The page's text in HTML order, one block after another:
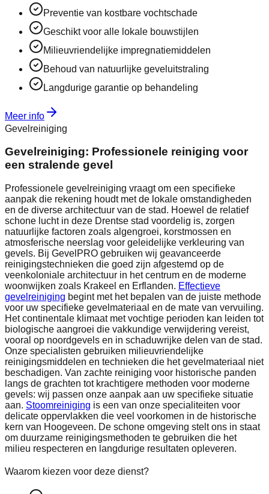
Preventie van kostbare vochtschade
Geschikt voor alle lokale bouwstijlen
Milieuvriendelijke impregnatiemiddelen
Behoud van natuurlijke geveluitstraling
Langdurige garantie op behandeling
Meer info
Gevelreiniging
Gevelreiniging: Professionele reiniging voor
een stralende gevel
Professionele gevelreiniging vraagt om een specifieke
aanpak die rekening houdt met de lokale omstandigheden
en de diverse architectuur van de stad. Hoewel de relatief
schone lucht in deze Drentse stad voordelig is, zorgen
natuurlijke factoren zoals algengroei, korstmossen en
atmosferische neerslag voor geleidelijke verkleuring van
gevels. Bij GevelPRO gebruiken wij geavanceerde
reinigingstechnieken die goed zijn afgestemd op de
veenkoloniale architectuur in het centrum en de moderne
woonwijken zoals Krakeel en Erflanden. Effectieve
gevelreiniging begint met het bepalen van de juiste methode
voor uw specifieke gevelmateriaal en de mate van vervuiling.
Het continentale klimaat met vochtige perioden kan leiden tot
biologische aangroei die vakkundige verwijdering vereist,
vooral op noordgevels en in schaduwrijke delen van de stad.
Onze specialisten gebruiken milieuvriendelijke
reinigingsmiddelen en technieken die het gevelmateriaal niet
beschadigen. Van zachte reiniging voor historische panden
langs de grachten tot krachtigere methoden voor moderne
gevels: wij passen onze aanpak aan uw specifieke situatie
aan. Stoomreiniging is een van onze specialiteiten voor
delicate oppervlakken die veel voorkomen in de historische
kern van Hoogeveen. De schone omgeving stelt ons in staat
om duurzame reinigingsmethoden te gebruiken die het
milieu respecteren en langdurige resultaten opleveren.
Waarom kiezen voor deze dienst?